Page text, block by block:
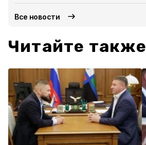
Все новости
Читайте также